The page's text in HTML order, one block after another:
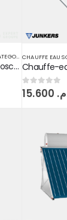
Chaudiere a gaz Junkers Bosch 24 kw
CHAUFFE EAU
0 sur 5